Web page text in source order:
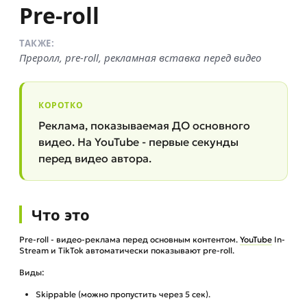
Pre-roll
ТАКЖЕ:
Преролл, pre-roll, рекламная вставка перед видео
КОРОТКО
Реклама, показываемая ДО основного
видео. На YouTube - первые секунды
перед видео автора.
Что это
Pre-roll - видео-реклама перед основным контентом. YouTube In-
Stream и TikTok автоматически показывают pre-roll.
Виды:
Skippable (можно пропустить через 5 сек).